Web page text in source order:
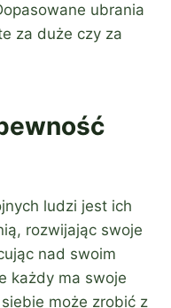
ubrania
za duże czy za
ludzi jest ich
rozwijając swoje
nad swoim
każdy ma swoje
może zrobić z